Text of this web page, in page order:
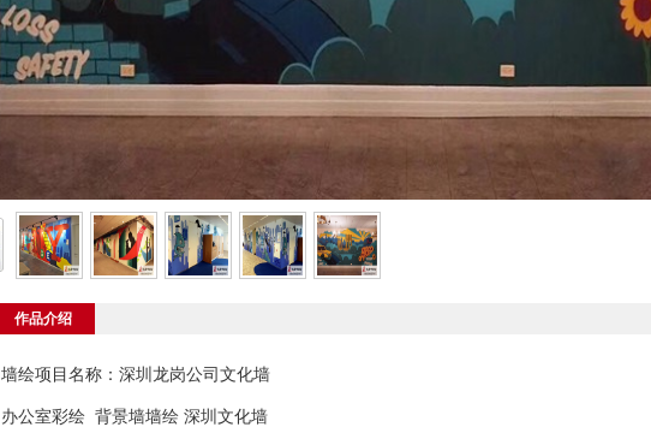
作品介绍
墙绘项目名称：深圳龙岗公司文化墙
办公室彩绘 背景墙墙绘 深圳文化墙